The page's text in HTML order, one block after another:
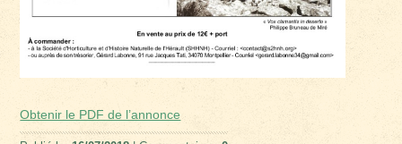
Obtenir le PDF de l’annonce